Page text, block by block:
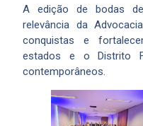
A edição de bodas
relevância da
conquistas e
estados e o Distrito
contemporâneos.